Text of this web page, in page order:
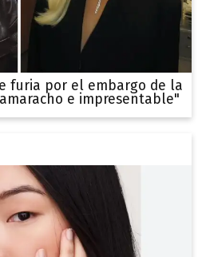
furia por el embargo de la
e impresentable"